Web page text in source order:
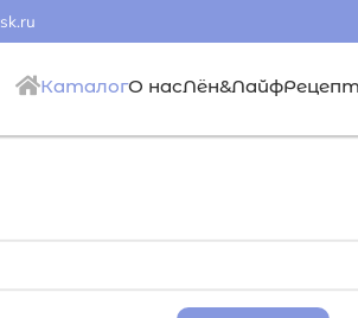
КаталогО насЛён&Лайф